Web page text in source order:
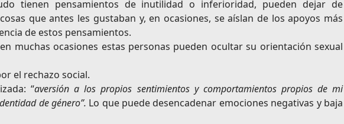
tienen pensamientos de inutilidad o inferioridad, pueden dejar de
que antes les gustaban y, en ocasiones, se aíslan de los apoyos más
de estos pensamientos.
muchas ocasiones estas personas pueden ocultar su orientación sexual
el rechazo social.
“aversión a los propios sentimientos y comportamientos propios de mi
de género”. Lo que puede desencadenar emociones negativas y baja